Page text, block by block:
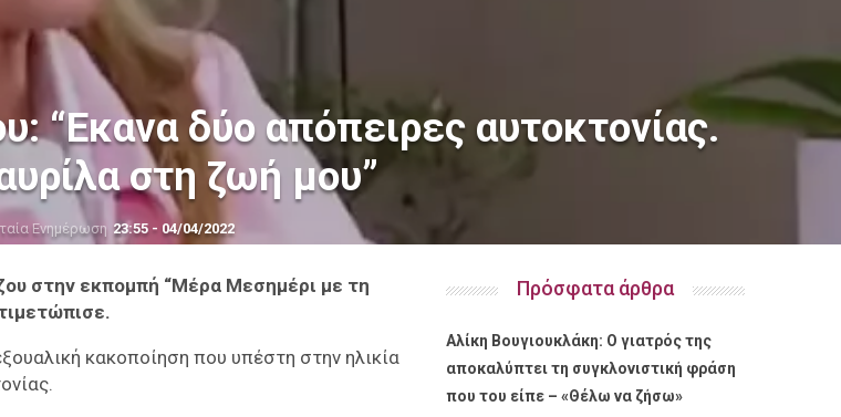
“Εκανα δύο απόπειρες αυτοκτονίας.
στη ζωή μου”
Ενημέρωση 23:55 - 04/04/2022
στην εκπομπή “Μέρα Μεσημέρι με τη
κακοποίηση που υπέστη στην ηλικία
Πρόσφατα άρθρα
Αλίκη Βουγιουκλάκη: Ο γιατρός της
αποκαλύπτει τη συγκλονιστική φράση
που του είπε – «Θέλω να ζήσω»